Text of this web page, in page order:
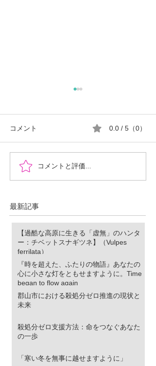
『時を超えた、ふたりの
物語』あなたの心に小さ
に。Time began to flow again
コメント 0.0 / 5（0）
コメントと評価...
最新記事
【過酷な高原に生きる「虚無」のハンタ
ー：チベットスナギツネ】（Vulpes
ferrilata）
『時を超えた、ふたりの物語』あなたの
心に小さな灯をともせますように。Time
began to flow again
郡山市における殺処分ゼロ推進の現状と
未来
殺処分ゼロ支援方法：命をつなぐあなた
の一歩
「寒い冬を無事に越せますように」